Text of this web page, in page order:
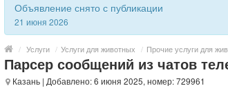
Объявление снято с публикации
21 июня 2026
/ Услуги / Услуги для животных / Прочие услуги для
Парсер сообщений из чатов
Казань | Добавлено: 6 июня 2025, номер: 729961